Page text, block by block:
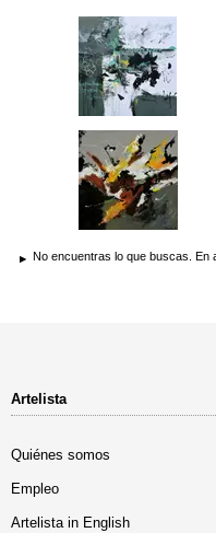
No encuentras lo que buscas. En
Artelista
Quiénes somos
Empleo
Artelista in English